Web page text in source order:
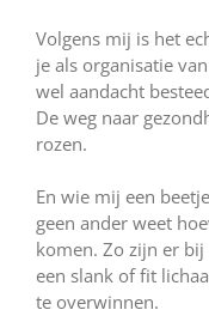
Volgens mij is het
je als organisatie
wel aandacht
De weg naar
rozen.
En wie mij een
geen ander weet
komen. Zo zijn er
een slank of fit
te overwinnen.